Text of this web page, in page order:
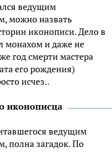
ведущим
можно назвать
иконописи. Дело в
монахом и даже не
год смерти мастера
его рождения)
исчез..
иконописца
ведущим
полна загадок. По